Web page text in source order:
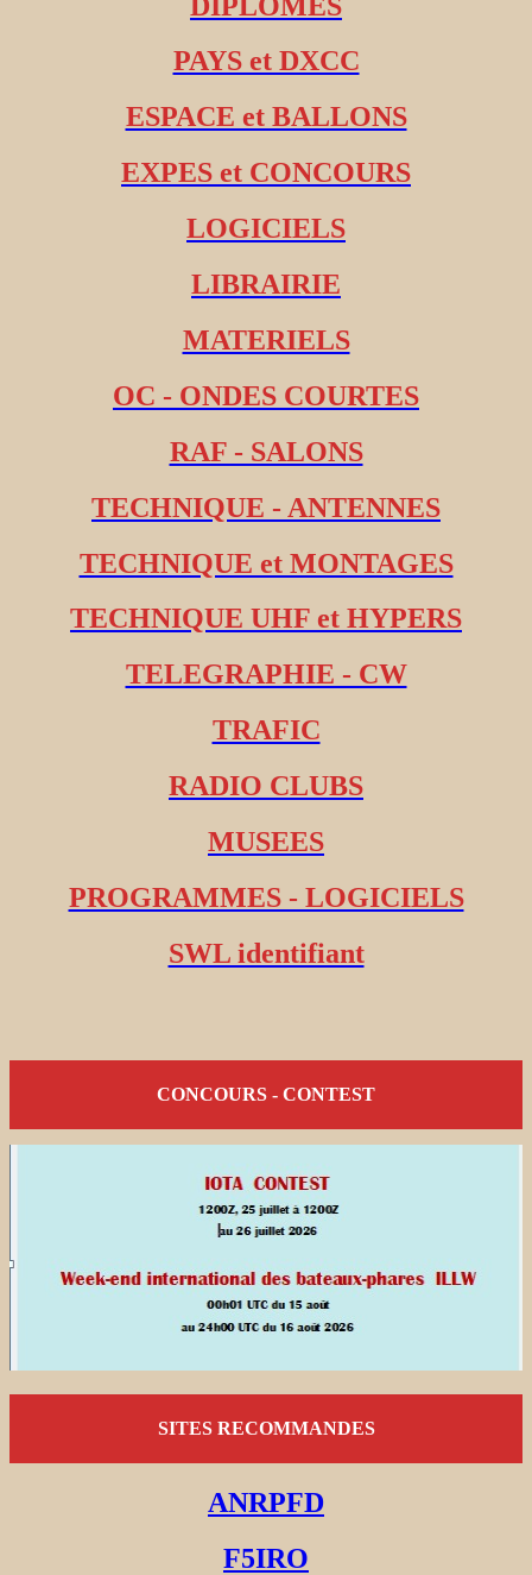
PAYS et DXCC
ESPACE et BALLONS
EXPES et CONCOURS
LOGICIELS
LIBRAIRIE
MATERIELS
OC - ONDES COURTES
RAF - SALONS
TECHNIQUE - ANTENNES
TECHNIQUE et MONTAGES
TECHNIQUE UHF et HYPERS
TELEGRAPHIE - CW
TRAFIC
RADIO CLUBS
MUSEES
PROGRAMMES - LOGICIELS
SWL identifiant
CONCOURS - CONTEST
SITES RECOMMANDES
ANRPFD
F5IRO